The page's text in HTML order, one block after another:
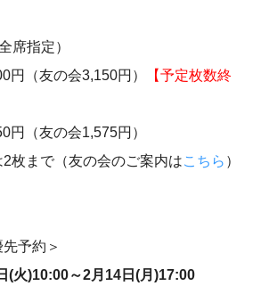
席指定）
友の会3,150円）
【予定枚数終
（友の会1,575円）
まで（友の会のご案内はこちら ）
予約＞
(火)10:00～2月14日(月)17:00